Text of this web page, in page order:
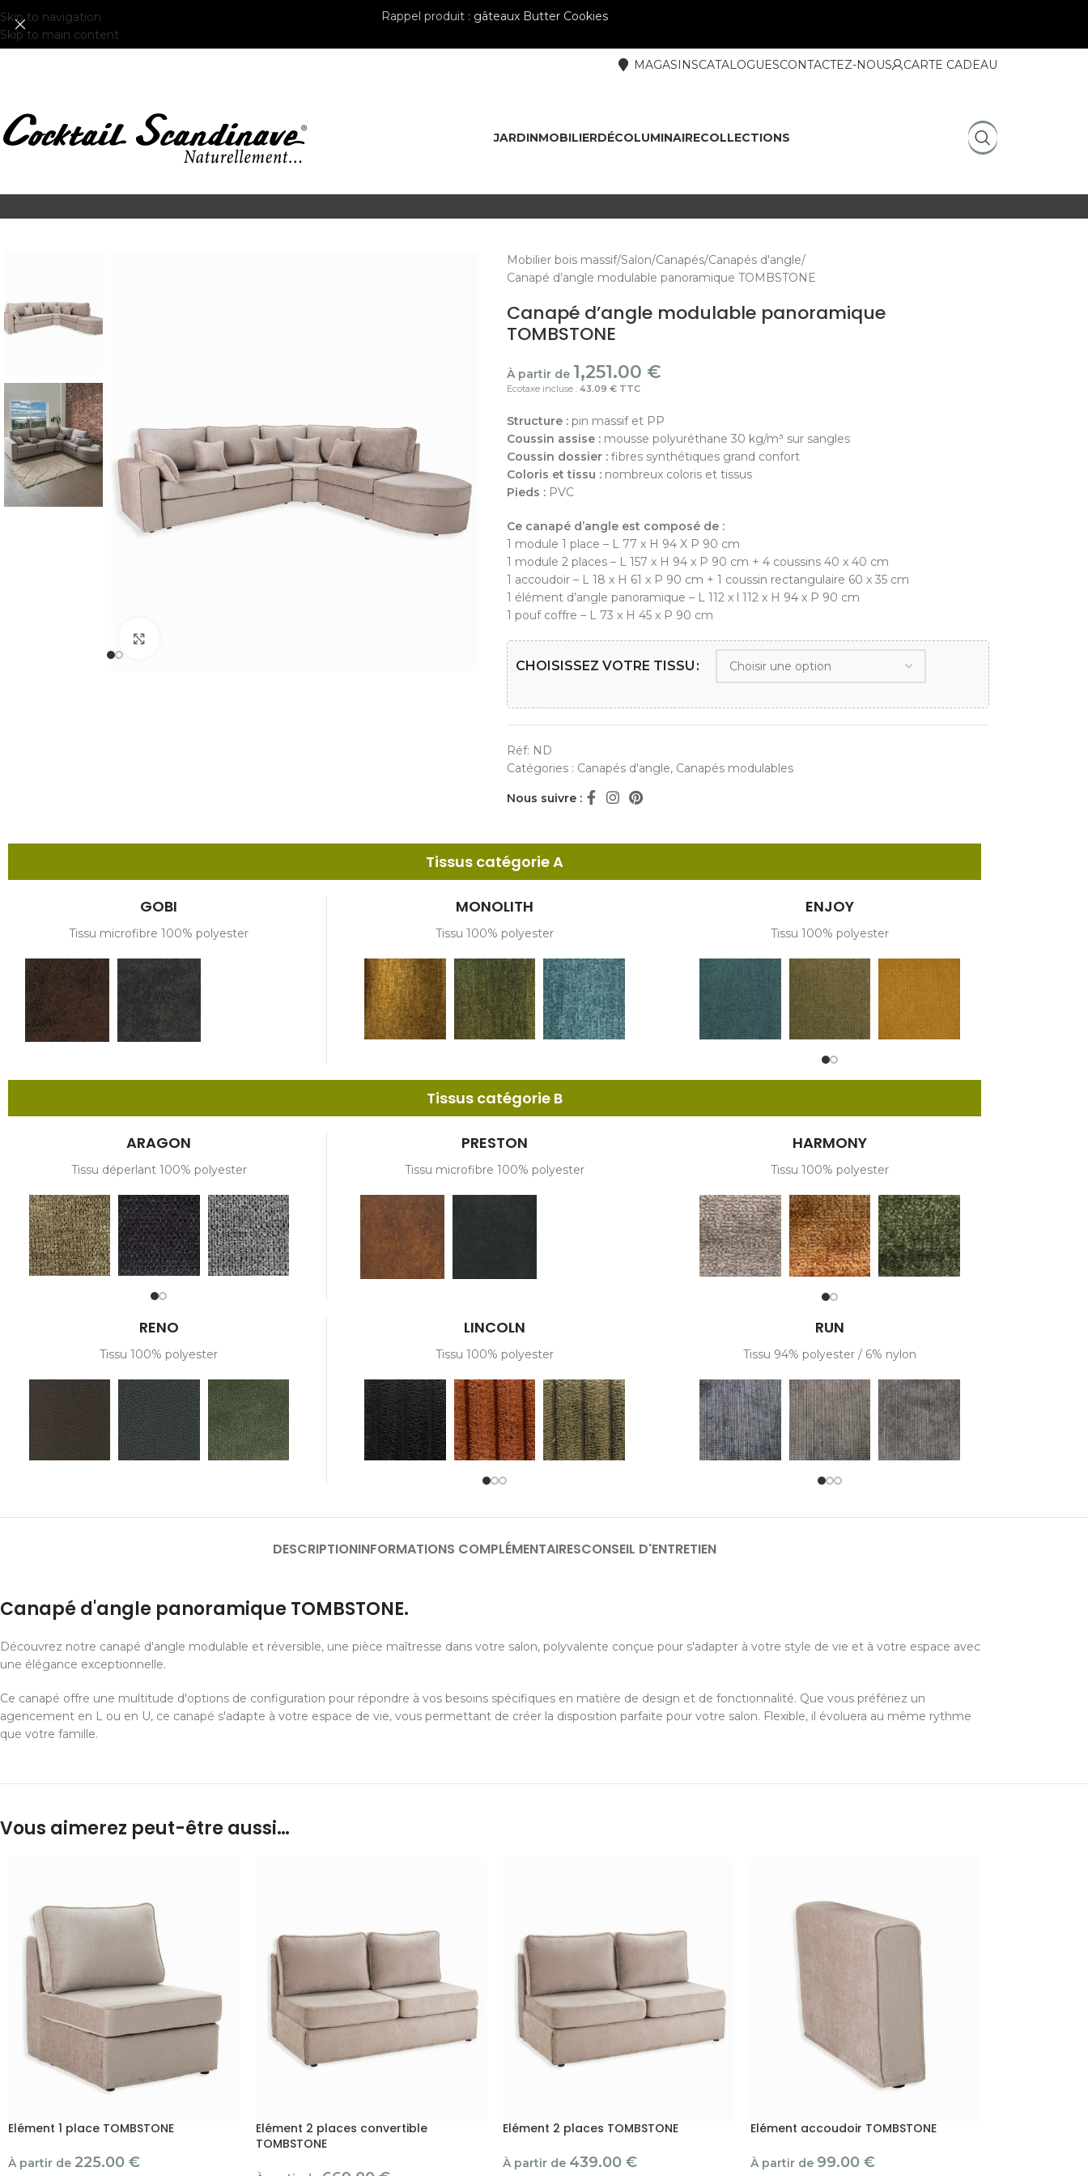
Skip to navigation
Skip to main content
Rappel produit : gâteaux Butter Cookies
MAGASINSCATALOGUESCONTACTEZ-NOUS CARTE CADEAU
JARDINMOBILIERDÉCOLUMINAIRECOLLECTIONS
Mobilier bois massif Salon Canapés Canapés d'angle
Canapé d’angle modulable panoramique TOMBSTONE
Canapé d’angle modulable panoramique
TOMBSTONE
À partir de 1,251.00 €
Ecotaxe incluse : 43.09 € TTC
Structure :pin massif et PP
Coussin assise :mousse polyuréthane 30 kg/m³ sur sangles
Coussin dossier :fibres synthétiques grand confort
Coloris et tissu :nombreux coloris et tissus
Pieds :PVC
Ce canapé d’angle est composé de :
1 module 1 place – L 77 x H 94 X P 90 cm
1 module 2 places – L 157 x H 94 x P 90 cm + 4 coussins 40 x 40 cm
1 accoudoir – L 18 x H 61 x P 90 cm + 1 coussin rectangulaire 60 x 35 cm
1 élément d’angle panoramique – L 112 x l 112 x H 94 x P 90 cm
1 pouf coffre – L 73 x H 45 x P 90 cm
CHOISISSEZ VOTRE TISSU
Réf: ND
Catégories : Canapés d'angle, Canapés modulables
Nous suivre :
Tissus catégorie A
GOBI
Tissu microfibre 100% polyester
MONOLITH
Tissu 100% polyester
ENJOY
Tissu 100% polyester
Tissus catégorie B
ARAGON
Tissu déperlant 100% polyester
PRESTON
Tissu microfibre 100% polyester
HARMONY
Tissu 100% polyester
RENO
Tissu 100% polyester
LINCOLN
Tissu 100% polyester
RUN
Tissu 94% polyester / 6% nylon
DESCRIPTIONINFORMATIONS COMPLÉMENTAIRESCONSEIL D'ENTRETIEN
Canapé d'angle panoramique TOMBSTONE.
Découvrez notre canapé d'angle modulable et réversible, une pièce maîtresse dans votre salon, polyvalente conçue pour s'adapter à votre style de vie et à votre espace avec
une élégance exceptionnelle.
Ce canapé offre une multitude d'options de configuration pour répondre à vos besoins spécifiques en matière de design et de fonctionnalité. Que vous préfériez un
agencement en L ou en U, ce canapé s'adapte à votre espace de vie, vous permettant de créer la disposition parfaite pour votre salon. Flexible, il évoluera au même rythme
que votre famille.
Vous aimerez peut-être aussi…
Elément 1 place TOMBSTONE
À partir de 225.00 €
Elément 2 places convertible
TOMBSTONE
Elément 2 places TOMBSTONE
À partir de 439.00 €
Elément accoudoir TOMBSTONE
À partir de 99.00 €